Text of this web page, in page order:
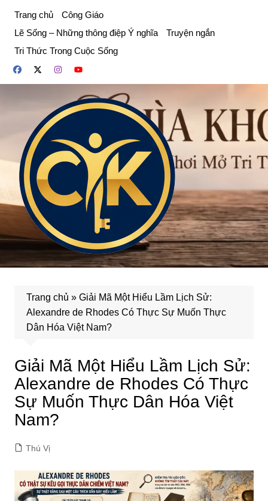
phần
dung
Trang chủ
Công Giáo
Lẽ Sống – Những thông điệp Ý nghĩa
Truyện ngắn
Tri Thức Trong Cuộc Sống
Trang chủ » Giải Mã Một Hiểu Lầm Lịch Sử:
Alexandre de Rhodes Có Thực Sự Muốn Thực
Dân Hóa Việt Nam?
Giải Mã Một Hiểu Lầm Lịch Sử:
Alexandre de Rhodes Có Thực
Sự Muốn Thực Dân Hóa Việt
Nam?
Thú Vị